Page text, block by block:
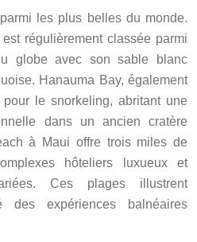
les plus belles du monde.
régulièrement classée parmi
globe avec son sable blanc
Hanauma Bay, également
le snorkeling, abritant une
dans un ancien cratère
à Maui offre trois miles de
hôteliers luxueux et
Ces plages illustrent
des expériences balnéaires